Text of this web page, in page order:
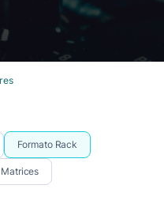
Formato Rack
Matrices